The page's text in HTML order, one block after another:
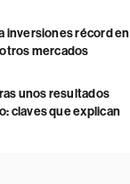
inversiones récord en
mercados
unos resultados
claves que explican